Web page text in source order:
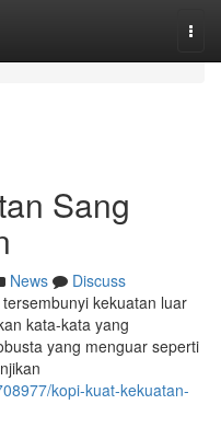
Sang
News
Discuss
kekuatan luar
kata-kata yang
yang menguar seperti
kopi-kuat-kekuatan-